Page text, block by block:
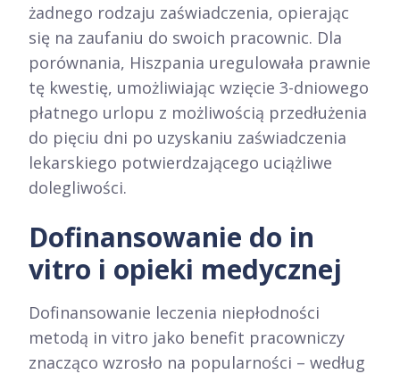
żadnego rodzaju zaświadczenia, opierając
się na zaufaniu do swoich pracownic. Dla
porównania, Hiszpania uregulowała prawnie
tę kwestię, umożliwiając wzięcie 3-dniowego
płatnego urlopu z możliwością przedłużenia
do pięciu dni po uzyskaniu zaświadczenia
lekarskiego potwierdzającego uciążliwe
dolegliwości.​
Dofinansowanie do in
vitro i opieki medycznej
Dofinansowanie leczenia niepłodności
metodą in vitro jako benefit pracowniczy
znacząco wzrosło na popularności – według